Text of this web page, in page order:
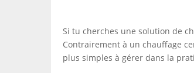
Si tu cherches une solution de
Contrairement à un chauffage
plus simples à gérer dans la